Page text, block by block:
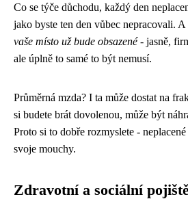
Co se týče důchodu, každý den
jako byste ten den vůbec nepracovali.
vaše místo už bude obsazené- jasně,
ale úplně to samé to být nemusí.
Průměrná mzda? I ta může dostat na
si budete brát dovolenou, může být
Proto si to dobře rozmyslete -
svoje mouchy.
Zdravotní a sociální